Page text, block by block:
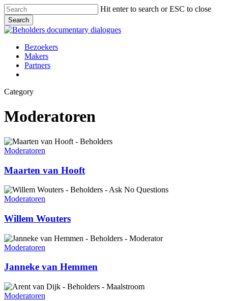
Skip
to
main
content
Hit enter to search or ESC to close
Search
Close
Menu
Bezoekers
Makers
Partners
Category
Moderatoren
Maarten
van
Moderatoren
Maarten van Hooft
Willem
Wouters
Moderatoren
Willem Wouters
Janneke
van
Moderatoren
Janneke van Hemmen
Arent
van
Moderatoren